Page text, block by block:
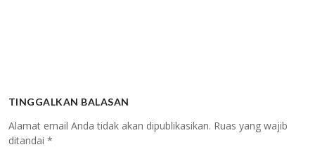
TINGGALKAN BALASAN
Alamat email Anda tidak akan dipublikasikan. Ruas yang wajib
ditandai *